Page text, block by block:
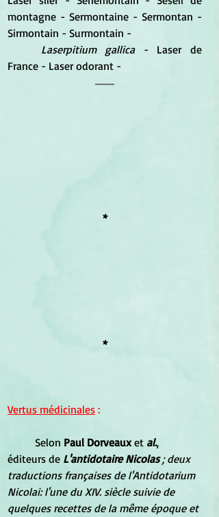
montagne - Sermontaine - Sermontan -
Sirmontain - Surmontain -
Laserpitium gallica - Laser de
France - Laser odorant -
*
*
Vertus médicinales :
	Selon
Paul Dorveaux et al.,
éditeurs de L'antidotaire Nicolas ; deux
traductions françaises de l'Antidotarium
Nicolai: l'une du XIV. siècle suivie de
quelques recettes de la même époque et